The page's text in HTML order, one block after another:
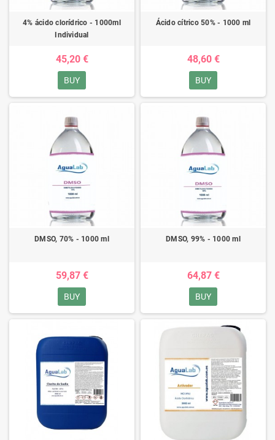
4% ácido clorídrico - 1000ml
Individual
45,20 €
BUY
Ácido cítrico 50% - 1000 ml
48,60 €
BUY
DMSO, 70% - 1000 ml
59,87 €
BUY
DMSO, 99% - 1000 ml
64,87 €
BUY